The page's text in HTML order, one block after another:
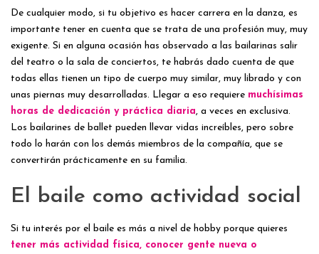
De cualquier modo, si tu objetivo es hacer carrera en la danza, es
importante tener en cuenta que se trata de una profesión muy, muy
exigente. Si en alguna ocasión has observado a las bailarinas salir
del teatro o la sala de conciertos, te habrás dado cuenta de que
todas ellas tienen un tipo de cuerpo muy similar, muy librado y con
unas piernas muy desarrolladas. Llegar a eso requiere muchísimas
horas de dedicación y práctica diaria, a veces en exclusiva.
Los bailarines de ballet pueden llevar vidas increíbles, pero sobre
todo lo harán con los demás miembros de la compañía, que se
convertirán prácticamente en su familia.
El baile como actividad social
Si tu interés por el baile es más a nivel de hobby porque quieres
tener más actividad física, conocer gente nueva o